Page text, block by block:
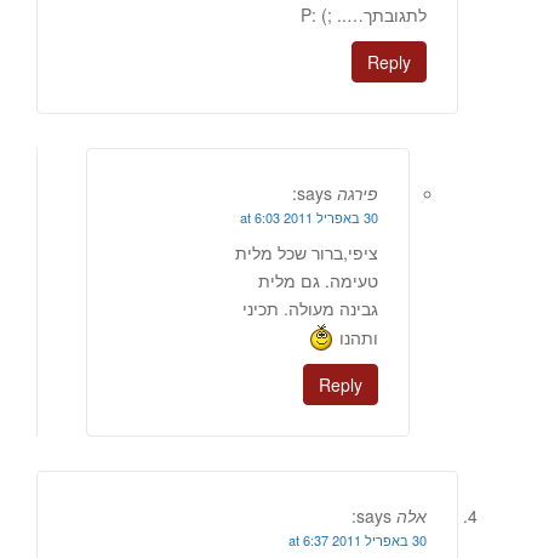
לתגובתך….. ;) :P
Reply
פירגה says:
30 באפריל 2011 at 6:03
ציפי,ברור שכל מלית
טעימה. גם מלית
גבינה מעולה. תכיני
ותהנו
Reply
אלה says:
30 באפריל 2011 at 6:37